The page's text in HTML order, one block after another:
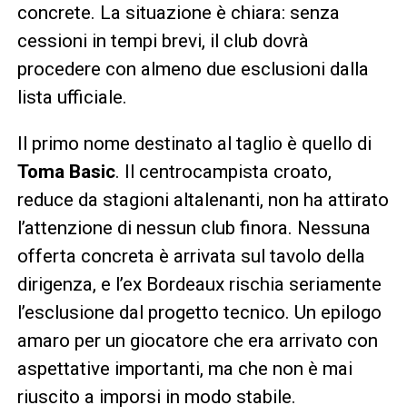
concrete. La situazione è chiara: senza
cessioni in tempi brevi, il club dovrà
procedere con almeno due esclusioni dalla
lista ufficiale.
Il primo nome destinato al taglio è quello di
Toma Basic. Il centrocampista croato,
reduce da stagioni altalenanti, non ha attirato
l’attenzione di nessun club finora. Nessuna
offerta concreta è arrivata sul tavolo della
dirigenza, e l’ex Bordeaux rischia seriamente
l’esclusione dal progetto tecnico. Un epilogo
amaro per un giocatore che era arrivato con
aspettative importanti, ma che non è mai
riuscito a imporsi in modo stabile.